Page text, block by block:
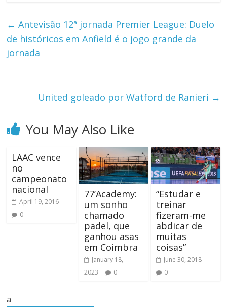
← Antevisão 12ª jornada Premier League: Duelo
de históricos em Anfield é o jogo grande da
jornada
United goleado por Watford de Ranieri →
You May Also Like
LAAC vence
no
campeonato
nacional
April 19, 2016
0
77’Academy:
um sonho
chamado
padel, que
ganhou asas
em Coimbra
January 18,
2023
0
“Estudar e
treinar
fizeram-me
abdicar de
muitas
coisas”
June 30, 2018
0
a